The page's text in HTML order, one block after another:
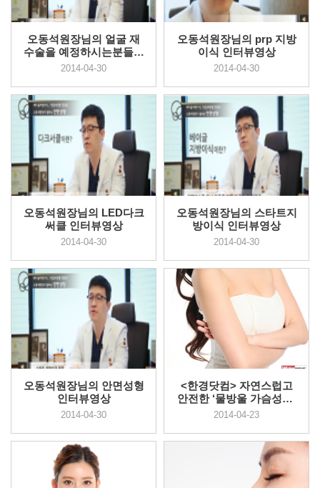
오동석원장님의 얼굴 재
수술을 예정하시는분들께
인터뷰...
2014-04-30
오동석원장님의 prp 지방
이식 인터뷰영상
2014-04-30
오동석원장님의 LED다크
써클 인터뷰영상
2014-04-30
오동석원장님의 스타트지
방이식 인터뷰영상
2014-04-30
오동석원장님의 안면성형
인터뷰영상
2014-04-30
<한경닷컴> 자연스럽고
안전한 ‘물방울 가슴성형’
마사...
2014-04-23